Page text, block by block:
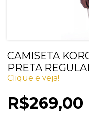
CAMISETA
PRETA
Clique e veja!
R$269,00